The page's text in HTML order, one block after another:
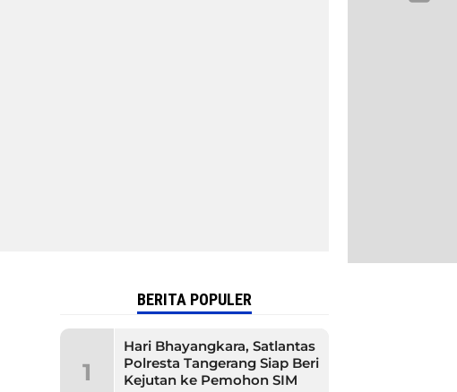
BERITA POPULER
1
Hari Bhayangkara, Satlantas
Polresta Tangerang Siap Beri
Kejutan ke Pemohon SIM